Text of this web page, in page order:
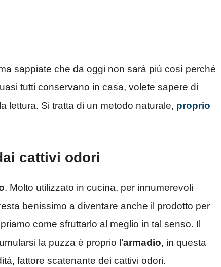
sappiate che da oggi non sarà più così perché
tutti conservano in casa, volete sapere di
lettura. Si tratta di un metodo naturale, proprio
cattivi odori
. Molto utilizzato in cucina, per innumerevoli
benissimo a diventare anche il prodotto per
come sfruttarlo al meglio in tal senso. Il
la puzza è proprio l’armadio, in questa
fattore scatenante dei cattivi odori.